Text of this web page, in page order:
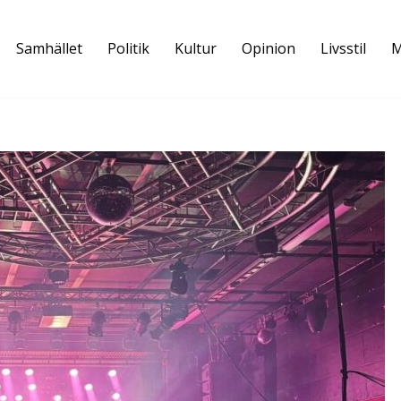
Samhället Politik Kultur Opinion Livsstil